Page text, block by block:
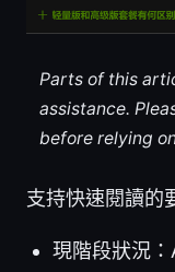
Parts of this
assistance.
before relying
支持快速閱讀的
現階段狀況